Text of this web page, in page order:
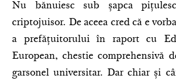
Nu bănuiesc sub șapca
criptojuisor. De aceea cred că e
a prefățuitorului în raport cu
European, chestie comprehensivă
garsonel universitar. Dar chiar și